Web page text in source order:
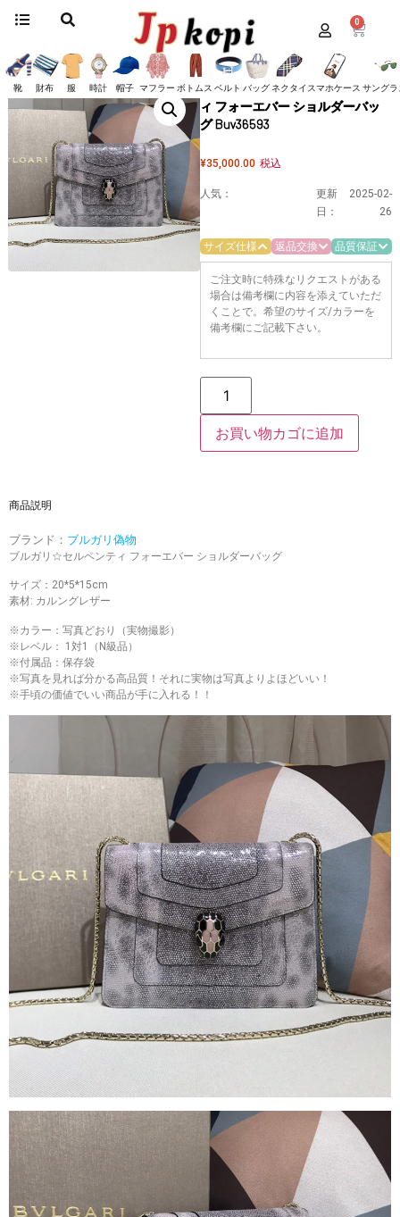
0
靴 財布 服 時計 帽子 マフラー ボトムス ベルト バッグネクタイ スマホケース サング
ホーム バッグ
/ ☆超人気☆ブルガリ☆セルペンティ フォーエバー
ショルダーバッグ Buv36593
☆超人気☆ブルガリ☆セルペンテ
ィ フォーエバー ショルダーバッ
グ Buv36593
¥35,000.00 税込
人気：
更新
日：
2025-02-
26
サイズ仕様 返品交換 品質保証
ご注文時に特殊なリクエストがある
場合は備考欄に内容を添えていただ
くことで。希望のサイズ/カラーを
備考欄にご記載下さい。
お買い物カゴに追加
商品説明
ブランド： ブルガリ偽物
ブルガリ☆セルペンティ フォーエバー ショルダーバッグ
サイズ：20*5*15cm
素材: カルングレザー
※カラー：写真どおり（実物撮影）
※レベル： 1対1（N級品）
※付属品：保存袋
※写真を見れば分かる高品質！それに実物は写真よりよほどいい！
※手頃の価値でいい商品が手に入れる！！